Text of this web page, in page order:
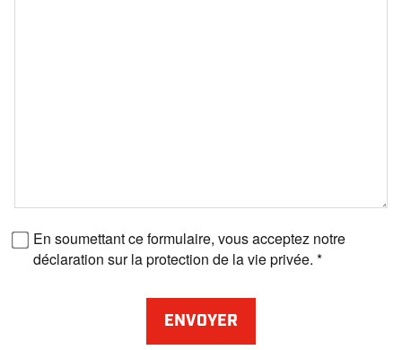
En soumettant ce formulaire, vous acceptez notre
déclaration sur la protection de la vie privée.
ENVOYER